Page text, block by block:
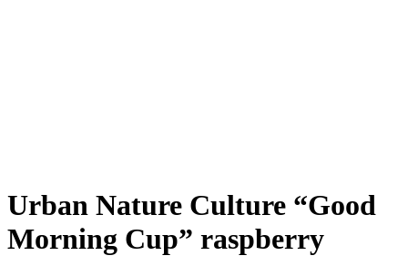
Urban Nature Culture “Good
Morning Cup” raspberry